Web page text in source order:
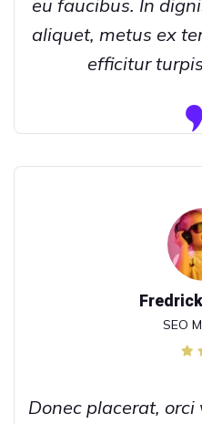
eu faucibus. In
aliquet, metus ex
efficitur
SEO
Donec placerat,